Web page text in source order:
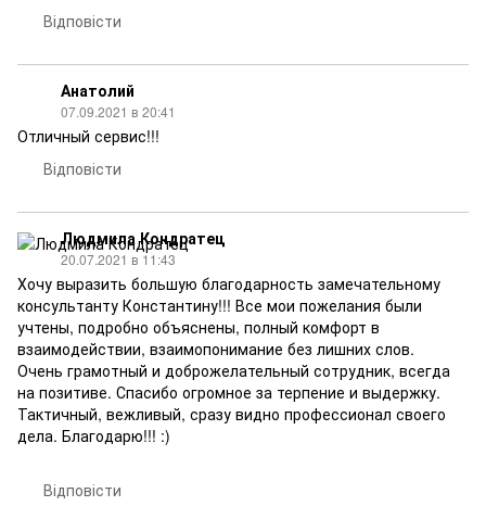
Відповісти
Анатолий
07.09.2021 в 20:41
Отличный сервис!!!
Відповісти
Людмила Кондратец
20.07.2021 в 11:43
Хочу выразить большую благодарность замечательному
консультанту Константину!!! Все мои пожелания были
учтены, подробно объяснены, полный комфорт в
взаимодействии, взаимопонимание без лишних слов.
Очень грамотный и доброжелательный сотрудник, всегда
на позитиве. Спасибо огромное за терпение и выдержку.
Тактичный, вежливый, сразу видно профессионал своего
дела. Благодарю!!! :)
Відповісти